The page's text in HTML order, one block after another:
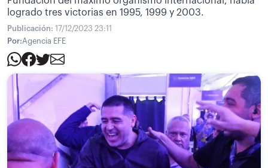
logrado tres victorias en 1995, 1999 y 2003.
Publicación: 17/12/2023 23:11
Por:Agencia EFE